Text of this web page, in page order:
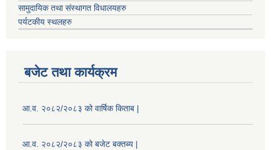
सामुदायिक तथा संस्थागत विधालयहरु
पर्यटकीय स्थलहरु
बजेट तथा कार्यक्रम
आ.व. २०८२/२०८३ को वार्षिक किताब |
आ.व. २०८२/२०८३ को बजेट बक्तब्य |